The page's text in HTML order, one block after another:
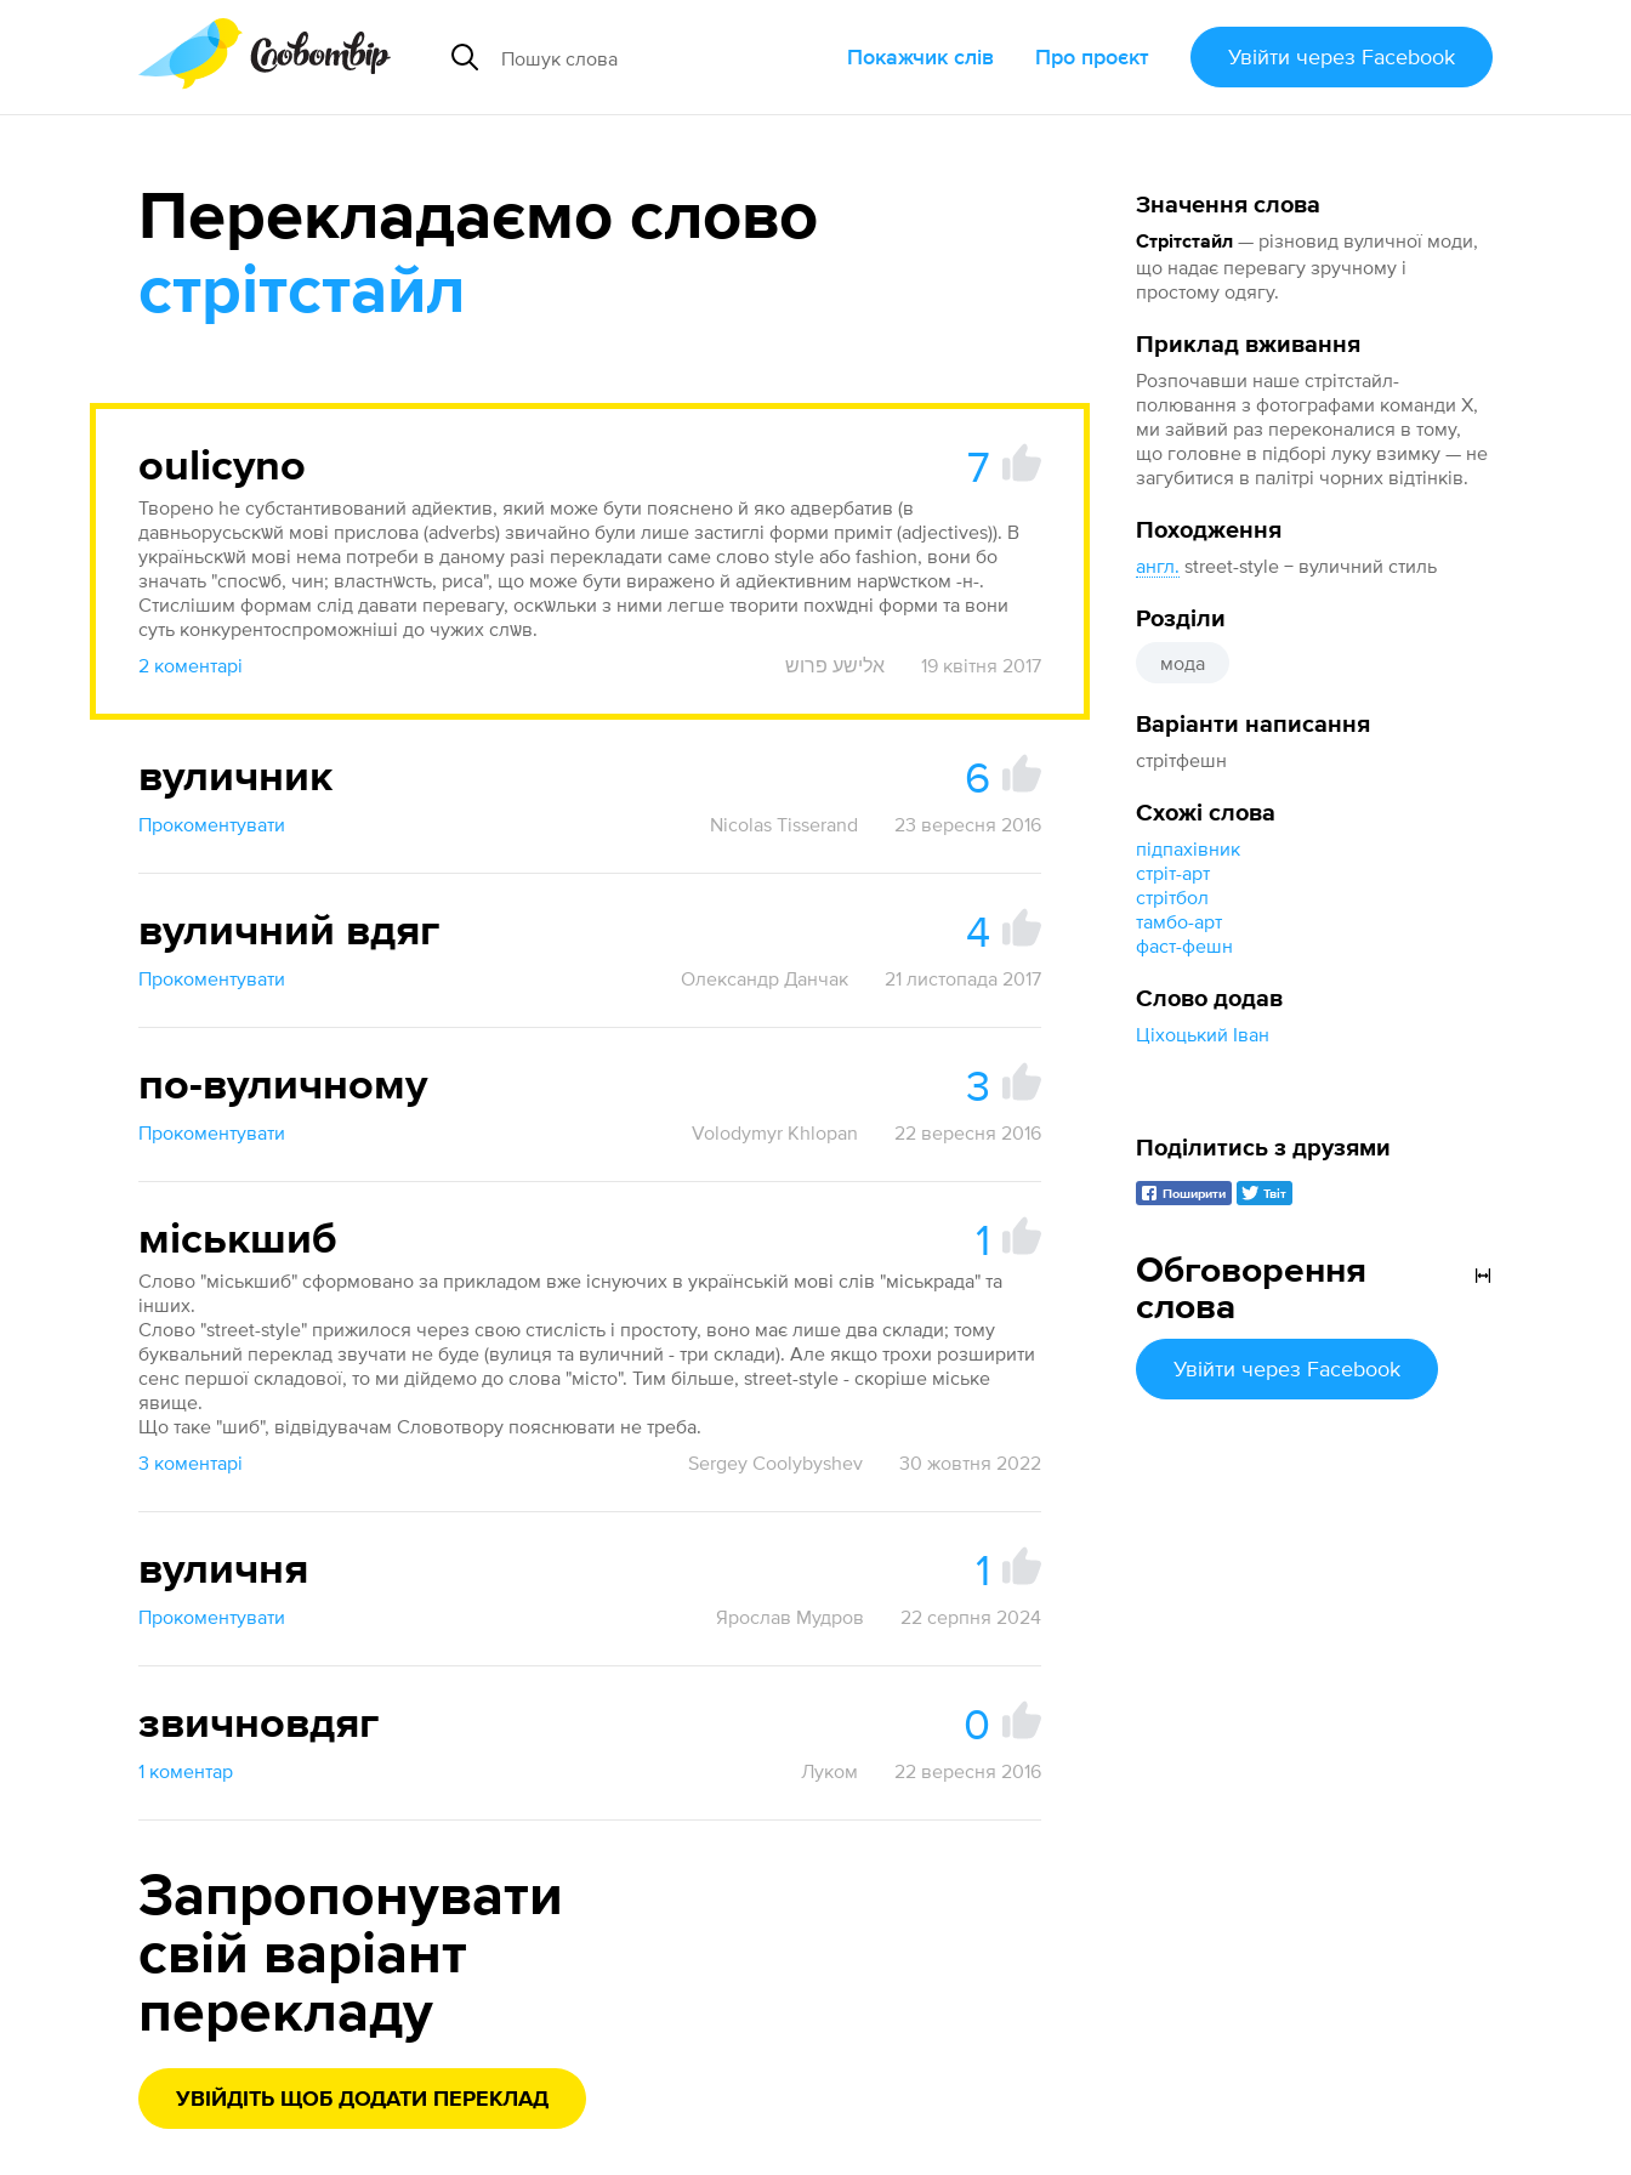
Покажчик слів Про проєкт Увійти через Facebook
Значення слова
Стрітстайл — різновид вуличної моди,
що надає перевагу зручному і
простому одягу.
Приклад вживання
Розпочавши наше стрітстайл-
полювання з фотографами команди X,
ми зайвий раз переконалися в тому,
що головне в підборі луку взимку — не
загубитися в палітрі чорних відтінків.
Походження
англ. street-style − вуличний стиль
Розділи
мода
Варіанти написання
стрітфешн
Схожі слова
підпахівник
стріт-арт
стрітбол
тамбо-арт
фаст-фешн
Слово додав
Ціхоцький Іван
Перекладаємо слово
стрітстайл
oulicyno 7
Творено hе субстантивований адйектив, який може бути пояснено й яко адвербатив (в
давньорусьскѡй мові прислова (adverbs) звичайно були лише застиглі форми приміт (adjectives)). В
україньскѡй мові нема потреби в даному разі перекладати саме слово style або fashion, вони бо
значать "спосѡб, чин; властнѡсть, риса", що може бути виражено й адйективним нарѡстком -н-.
Стислішим формам слід давати перевагу, оскѡльки з ними легше творити похѡдні форми та вони
суть конкурентоспроможніші до чужих слѡв.
2 коментарі
אלישע פרוש 19 квітня 2017
вуличник 6
Прокоментувати Nicolas Tisserand 23 вересня 2016
вуличний вдяг 4
Прокоментувати Олександр Данчак 21 листопада 2017
по-вуличному 3
Прокоментувати Volodymyr Khlopan 22 вересня 2016
міськшиб 1
Слово "міськшиб" сформовано за прикладом вже існуючих в українській мові слів "міськрада" та
інших.
Слово "street-style" прижилося через свою стислість і простоту, воно має лише два склади; тому
буквальний переклад звучати не буде (вулиця та вуличний - три склади). Але якщо трохи розширити
сенс першої складової, то ми дійдемо до слова "місто". Тим більше, street-style - скоріше міське
явище.
Що таке "шиб", відвідувачам Словотвору пояснювати не треба.
3 коментарі
Sergey Coolybyshev 30 жовтня 2022
вуличня 1
Прокоментувати Ярослав Мудров 22 серпня 2024
звичновдяг 0
1 коментар Луком 22 вересня 2016
Запропонувати
свій варіант
перекладу
УВІЙДІТЬ ЩОБ ДОДАТИ ПЕРЕКЛАД
Обговорення
слова
Увійти через Facebook
Поділитись з друзями
Поширити Твіт